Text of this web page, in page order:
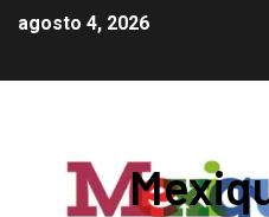
agosto 4, 2026